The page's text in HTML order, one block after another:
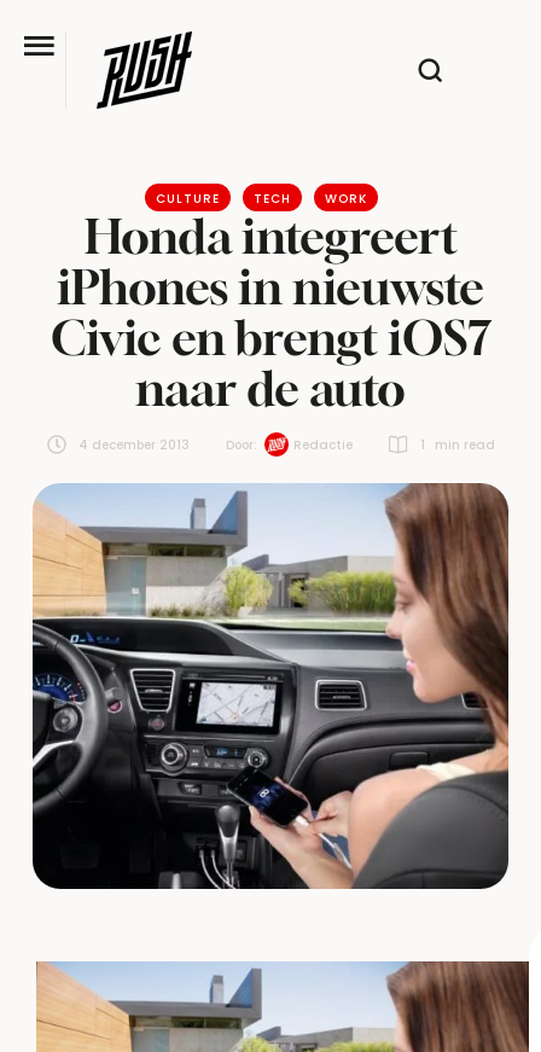
CULTURE TECH WORK
Honda integreert
iPhones in nieuwste
Civic en brengt iOS7
naar de auto
4 december 2013 Door: Redactie 1 min read